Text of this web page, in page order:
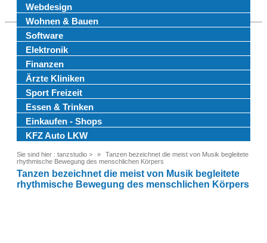
Webdesign
Wohnen & Bauen
Software
Elektronik
Finanzen
Ärzte Kliniken
Sport Freizeit
Essen & Trinken
Einkaufen - Shops
KFZ Auto LKW
Sie sind hier : tanzstudio >
Tanzen bezeichnet die meist von Musik begleitete
rhythmische Bewegung des menschlichen Körpers
Tanzen bezeichnet die meist von Musik begleitete
rhythmische Bewegung des menschlichen Körpers